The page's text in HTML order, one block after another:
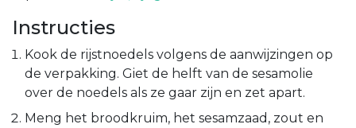
Instructies
Kook de rijstnoedels volgens de aanwijzingen op
de verpakking. Giet de helft van de sesamolie
over de noedels als ze gaar zijn en zet apart.
Meng het broodkruim, het sesamzaad, zout en